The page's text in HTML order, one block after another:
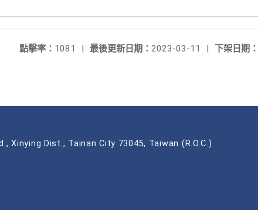
下架日期：
最後更新日期： 2023-03-11 |
點擊率： 1081 |
Xinying Dist., Tainan City 73045, Taiwan (R.O.C.)